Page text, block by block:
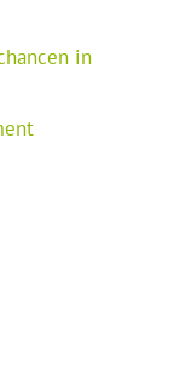
in